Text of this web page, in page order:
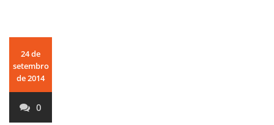
24 de
setembro
de 2014
0